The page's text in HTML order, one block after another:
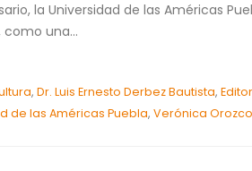
la Universidad de las Américas
como una...
, Dr. Luis Ernesto Derbez Bautista,
de las Américas Puebla, Verónica Orozco